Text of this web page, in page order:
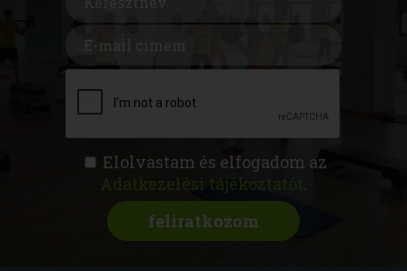
Elolvastam és elfogadom az
Adatkezelési tájékoztatót .
FITNESS AKADÉMIA
RÓLUNK MAGAZIN
CSATLAKOZZ